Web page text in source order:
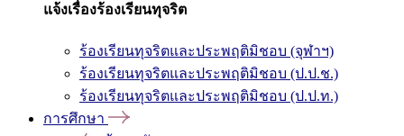
แจ้งเรื่องร้องเรียนทุจริต
ร้องเรียนทุจริตและประพฤติมิชอบ (จุฬาฯ)
ร้องเรียนทุจริตและประพฤติมิชอบ (ป.ป.ช.)
ร้องเรียนทุจริตและประพฤติมิชอบ (ป.ป.ท.)
การศึกษา